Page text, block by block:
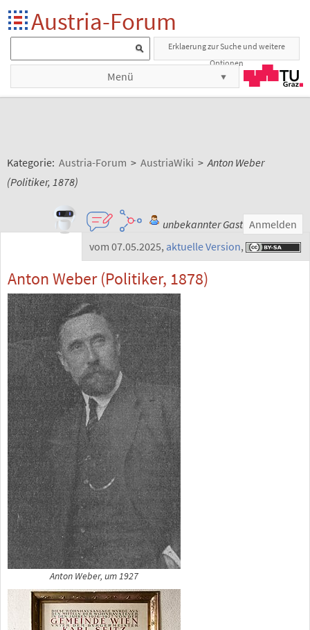
Austria-Forum
Erklaerung zur Suche und weitere
Optionen
Menü
Kategorie: Austria-Forum > AustriaWiki > Anton Weber
(Politiker, 1878)
unbekannter Gast Anmelden
vom 07.05.2025, aktuelle Version,
Anton Weber (Politiker, 1878)
Anton Weber, um 1927